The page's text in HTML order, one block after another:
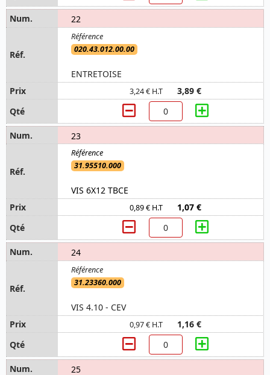
22
020.43.012.00.00
ENTRETOISE
3,24 € H.T 3,89 €
23
31.95510.000
VIS 6X12 TBCE
0,89 € H.T 1,07 €
24
31.23360.000
VIS 4.10 - CEV
0,97 € H.T 1,16 €
25